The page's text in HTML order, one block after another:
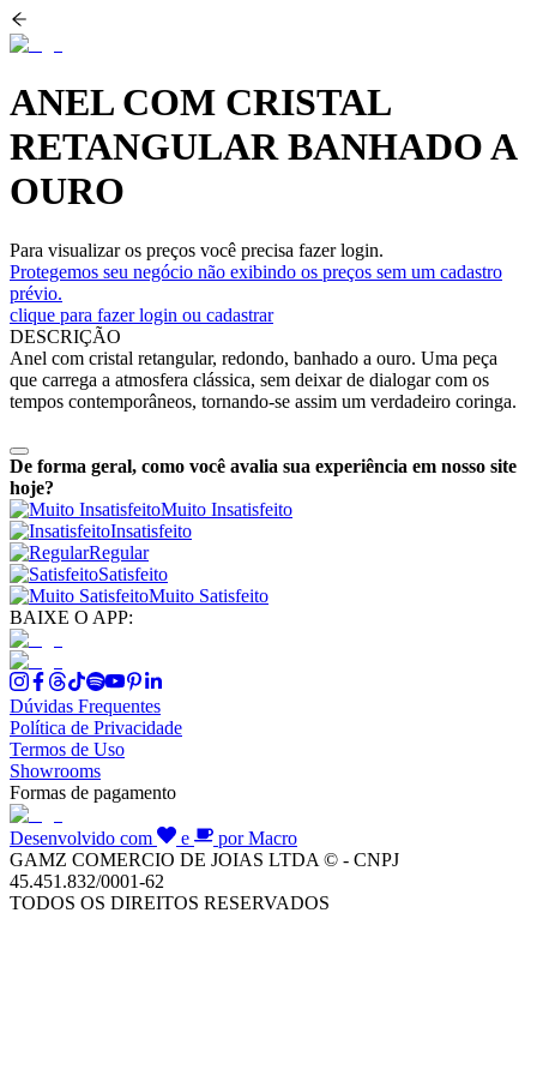
ANEL COM CRISTAL
RETANGULAR BANHADO A
OURO
Para visualizar os preços você precisa fazer login.
Protegemos seu negócio não exibindo os preços sem um cadastro
prévio.
clique para fazer login ou cadastrar
DESCRIÇÃO
Anel com cristal retangular, redondo, banhado a ouro. Uma peça
que carrega a atmosfera clássica, sem deixar de dialogar com os
tempos contemporâneos, tornando-se assim um verdadeiro coringa.
De forma geral, como você avalia sua experiência em nosso site
hoje?
Muito Insatisfeito
Insatisfeito
Regular
Satisfeito
Muito Satisfeito
BAIXE O APP:
Dúvidas Frequentes
Política de Privacidade
Termos de Uso
Showrooms
Formas de pagamento
Desenvolvido com e
por Macro
GAMZ COMERCIO DE JOIAS LTDA © - CNPJ
45.451.832/0001-62
TODOS OS DIREITOS RESERVADOS